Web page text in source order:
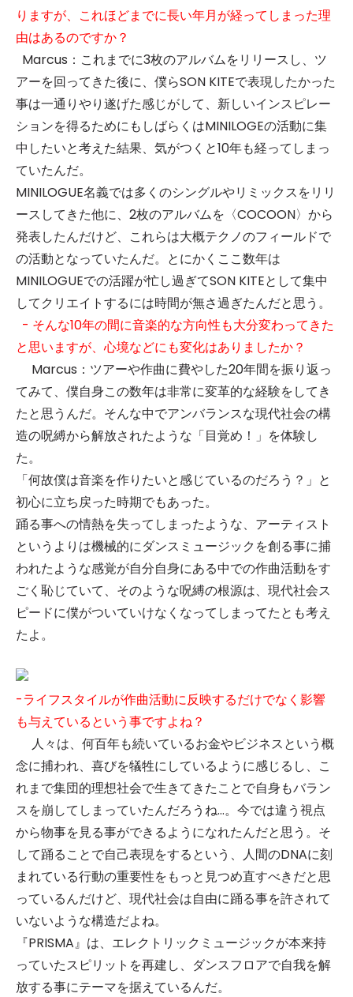
りますが、これほどまでに長い年月が経ってしまった理
由はあるのですか？
Marcus：これまでに3枚のアルバムをリリースし、ツ
アーを回ってきた後に、僕らSON KITEで表現したかった
事は一通りやり遂げた感じがして、新しいインスピレー
ションを得るためにもしばらくはMINILOGEの活動に集
中したいと考えた結果、気がつくと10年も経ってしまっ
ていたんだ。
MINILOGUE名義では多くのシングルやリミックスをリリ
ースしてきた他に、2枚のアルバムを〈COCOON〉から
発表したんだけど、これらは大概テクノのフィールドで
の活動となっていたんだ。とにかくここ数年は
MINILOGUEでの活躍が忙し過ぎてSON KITEとして集中
してクリエイトするには時間が無さ過ぎたんだと思う。
- そんな10年の間に音楽的な方向性も大分変わってきた
と思いますが、心境などにも変化はありましたか？
Marcus：ツアーや作曲に費やした20年間を振り返っ
てみて、僕自身この数年は非常に変革的な経験をしてき
たと思うんだ。そんな中でアンバランスな現代社会の構
造の呪縛から解放されたような「目覚め！」を体験し
た。
「何故僕は音楽を作りたいと感じているのだろう？」と
初心に立ち戻った時期でもあった。
踊る事への情熱を失ってしまったような、アーティスト
というよりは機械的にダンスミュージックを創る事に捕
われたような感覚が自分自身にある中での作曲活動をす
ごく恥じていて、そのような呪縛の根源は、現代社会ス
ピードに僕がついていけなくなってしまってたとも考え
たよ。
-ライフスタイルが作曲活動に反映するだけでなく影響
も与えているという事ですよね？
人々は、何百年も続いているお金やビジネスという概
念に捕われ、喜びを犠牲にしているように感じるし、こ
れまで集団的理想社会で生きてきたことで自身もバラン
スを崩してしまっていたんだろうね…。今では違う視点
から物事を見る事ができるようになれたんだと思う。そ
して踊ることで自己表現をするという、人間のDNAに刻
まれている行動の重要性をもっと見つめ直すべきだと思
っているんだけど、現代社会は自由に踊る事を許されて
いないような構造だよね。
『PRISMA』は、エレクトリックミュージックが本来持
っていたスピリットを再建し、ダンスフロアで自我を解
放する事にテーマを据えているんだ。